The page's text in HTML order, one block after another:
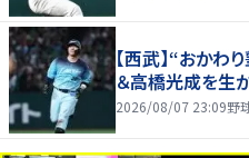
【西武】“おかわ
＆高橋光成を生
2026/08/07 23:09野